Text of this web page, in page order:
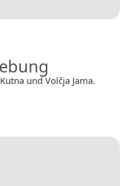
und Volčja Jama.